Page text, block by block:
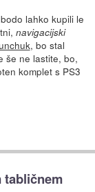
lahko kupili le
navigacijski
, bo stal
še ne lastite, bo,
komplet s PS3
tabličnem